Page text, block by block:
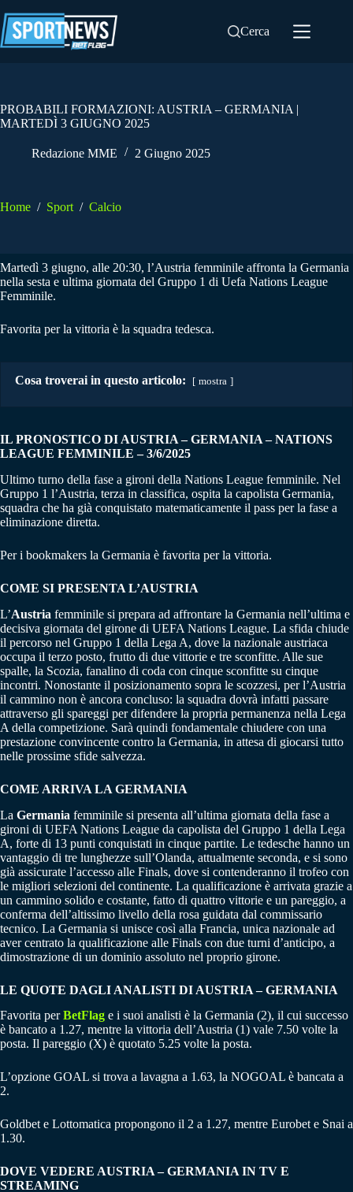
al
contenuto
Cerca
PROBABILI FORMAZIONI: AUSTRIA – GERMANIA |
MARTEDÌ 3 GIUGNO 2025
Redazione MME 2 Giugno 2025
Home / Sport / Calcio
Martedì 3 giugno, alle 20:30, l’Austria femminile affronta la Germania
nella sesta e ultima giornata del Gruppo 1 di Uefa Nations League
Femminile.
Favorita per la vittoria è la squadra tedesca.
Cosa troverai in questo articolo: mostra
IL PRONOSTICO DI AUSTRIA – GERMANIA– NATIONS
LEAGUE FEMMINILE – 3/6/2025
Ultimo turno della fase a gironi della Nations League femminile. Nel
Gruppo 1 l’Austria, terza in classifica, ospita la capolista Germania,
squadra che ha già conquistato matematicamente il pass per la fase a
eliminazione diretta.
Per i bookmakers la Germania è favorita per la vittoria.
COME SI PRESENTA L’AUSTRIA
L’Austria femminile si prepara ad affrontare la Germania nell’ultima e
decisiva giornata del girone di UEFA Nations League. La sfida chiude
il percorso nel Gruppo 1 della Lega A, dove la nazionale austriaca
occupa il terzo posto, frutto di due vittorie e tre sconfitte. Alle sue
spalle, la Scozia, fanalino di coda con cinque sconfitte su cinque
incontri. Nonostante il posizionamento sopra le scozzesi, per l’Austria
il cammino non è ancora concluso: la squadra dovrà infatti passare
attraverso gli spareggi per difendere la propria permanenza nella Lega
A della competizione. Sarà quindi fondamentale chiudere con una
prestazione convincente contro la Germania, in attesa di giocarsi tutto
nelle prossime sfide salvezza.
COME ARRIVA LA GERMANIA
La Germania femminile si presenta all’ultima giornata della fase a
gironi di UEFA Nations League da capolista del Gruppo 1 della Lega
A, forte di 13 punti conquistati in cinque partite. Le tedesche hanno un
vantaggio di tre lunghezze sull’Olanda, attualmente seconda, e si sono
già assicurate l’accesso alle Finals, dove si contenderanno il trofeo con
le migliori selezioni del continente. La qualificazione è arrivata grazie a
un cammino solido e costante, fatto di quattro vittorie e un pareggio, a
conferma dell’altissimo livello della rosa guidata dal commissario
tecnico. La Germania si unisce così alla Francia, unica nazionale ad
aver centrato la qualificazione alle Finals con due turni d’anticipo, a
dimostrazione di un dominio assoluto nel proprio girone.
LE QUOTE DAGLI ANALISTI DI AUSTRIA – GERMANIA
Favorita perBetFlag e i suoi analisti è la Germania (2), il cui successo
è bancato a 1.27, mentre la vittoria dell’Austria (1) vale 7.50 volte la
posta. Il pareggio (X) è quotato 5.25 volte la posta.
L’opzione GOAL si trova a lavagna a 1.63, la NOGOAL è bancata a
2.
Goldbet e Lottomatica propongono il 2 a 1.27, mentre Eurobet e Snai a
1.30.
DOVE VEDERE AUSTRIA – GERMANIA IN TV E
STREAMING